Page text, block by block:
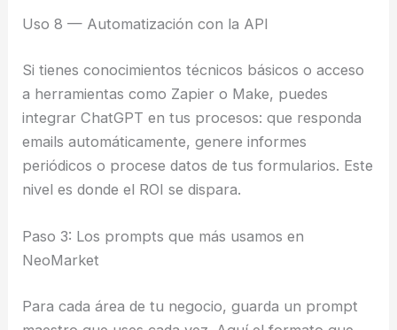
Uso 8 — Automatización con la API
Si tienes conocimientos técnicos básicos o acceso
a herramientas como Zapier o Make, puedes
integrar ChatGPT en tus procesos: que responda
emails automáticamente, genere informes
periódicos o procese datos de tus formularios. Este
nivel es donde el ROI se dispara.
Paso 3: Los prompts que más usamos en
NeoMarket
Para cada área de tu negocio, guarda un prompt